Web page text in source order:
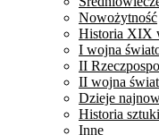
Nowożytność
Historia XIX
I wojna
II
II wojna
Dzieje
Historia sztuki
Inne